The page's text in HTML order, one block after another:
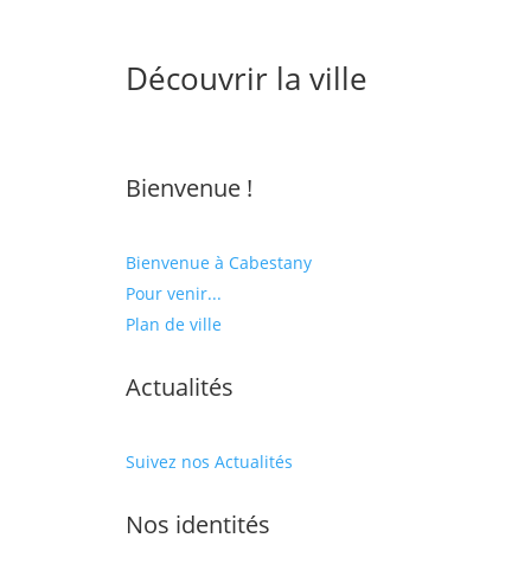
Découvrir la ville
Bienvenue !
Bienvenue à Cabestany
Pour venir...
Plan de ville
Actualités
Suivez nos Actualités
Nos identités